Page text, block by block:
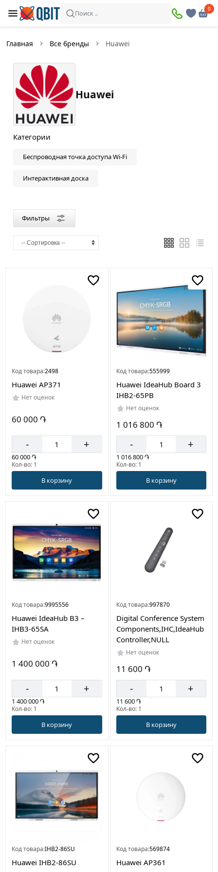
Поиск ..
0
Главная Все бренды Huawei
Huawei
Категории
Беспроводная точка доступа Wi-Fi
Интерактивная доска
Фильтры
Фильтры
наличии
скидкой
Цена
—
производителя
Код товара:2498
Huawei AP371
Нет оценок
60 000 ֏
- +
60 000 ֏
Кол-во: 1
В корзину
Код товара:555999
Huawei IdeaHub Board 3
IHB2-65PB
Нет оценок
1 016 800 ֏
- +
1 016 800 ֏
Кол-во: 1
В корзину
Код товара:9995556
Huawei IdeaHub B3 –
IHB3-65SA
Нет оценок
1 400 000 ֏
- +
1 400 000 ֏
Кол-во: 1
В корзину
Код товара:997870
Digital Conference System
Components,IHC,IdeaHub
Controller,NULL
Нет оценок
11 600 ֏
- +
11 600 ֏
Кол-во: 1
В корзину
Код товара:IHB2-86SU
Huawei IHB2-86SU
Код товара:569874
Huawei AP361